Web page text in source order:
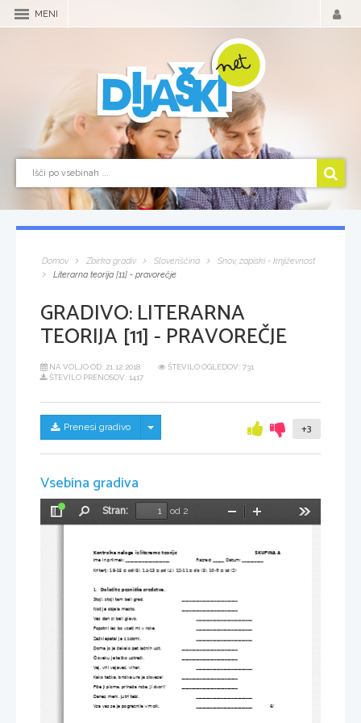
MENI
Domov Zbirka gradiv Slovenščina
Snov, zapiski - književnost
Literarna teorija [11] - pravorečje
GRADIVO:LITERARNA
TEORIJA [11] - PRAVOREČJE
NA VOLJO OD: 21.12.2018
ŠTEVILO OGLEDOV: 731
ŠTEVILO PRENOSOV: 1417
Prenesi gradivo Skrij/prikaži meni +3
Vsebina gradiva
Preklopi
Stran:
od 2
Pomanjšaj
Kontrolna naloga iz literarne teorije
SKUPINA A
Ime in priimek: _____________________
Razred: _____ Datum: __________
Kriterij: 18-15 = odl(5), 14-13 = pd (4), 12-11 = db (3), 10-9 = zd (2)
1. Določite pesniška sredstva.
Stoji, stoji tam beli grad.
Noč je objela mesto.
Ves dan si beli glavo.
Popotni les bo vzeti mi v roke.
Zašklepetal je z zobmi.
Doma jo je čakalo pet lačnih ust.
Človeku je težko ustreči.
Vej, vrli vejavec, vihar.
Kako težka, bridka ura je slovesa!
Piše ji pisma, prinaša rože, ji dvori!
Danes meni, jutri tebi.
Vsa vas se je pogreznila v molk. 6/